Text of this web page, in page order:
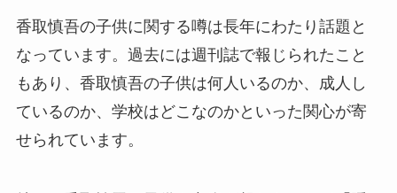
香取慎吾の子供に関する噂は長年にわたり話題と
なっています。過去には週刊誌で報じられたこと
もあり、香取慎吾の子供は何人いるのか、成人し
ているのか、学校はどこなのかといった関心が寄
せられています。